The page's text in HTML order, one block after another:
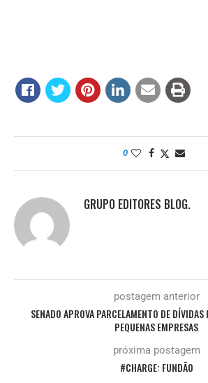
0
GRUPO EDITORES BLOG.
postagem anterior
SENADO APROVA PARCELAMENTO DE
PEQUENAS EMPRESAS
próxima postagem
#CHARGE: FUNDÃO